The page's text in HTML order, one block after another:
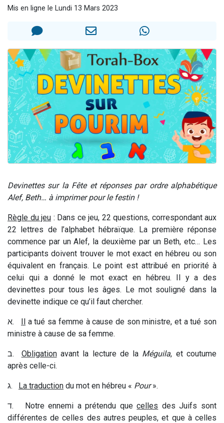
Il reste 49 places pour étudier en groupe sur Zoom
Eva vient de donner son Maasser
Mis en ligne le Lundi 13 Mars 2023
Devinettes sur la Fête et réponses par ordre alphabétique
Alef, Beth… à imprimer pour le festin !
Règle du jeu : Dans ce jeu, 22 questions, correspondant aux
22 lettres de l’alphabet hébraïque. La première réponse
commence par un Alef, la deuxième par un Beth, etc… Les
participants doivent trouver le mot exact en hébreu ou son
équivalent en français. Le point est attribué en priorité à
celui qui a donné le mot exact en hébreu. Il y a des
devinettes pour tous les âges. Le mot souligné dans la
devinette indique ce qu’il faut chercher.
א. Il a tué sa femme à cause de son ministre, et a tué son
ministre à cause de sa femme.
ב. Obligationavant la lecture de la Méguila, et coutume
après celle-ci.
ג. La traduction du mot en hébreu « Pour».
ד. Notre ennemi a prétendu quecelles des Juifs sont
différentes de celles des autres peuples, et que à celles